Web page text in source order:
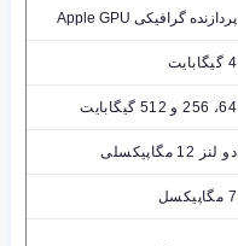
پردازنده گرافیکی Apple GPU
4 گیگابایت
64، 256 و 512 گیگابایت
دو لنز 12 مگاپیکسلی
7 مگاپیکسل